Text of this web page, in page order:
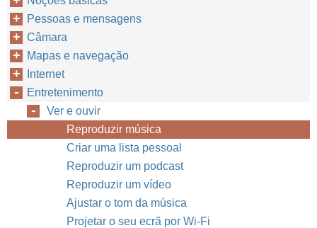
Pessoas e mensagens
Câmara
Mapas e navegação
Internet
Entretenimento
Ver e ouvir
Reproduzir música
Criar uma lista pessoal
Reproduzir um podcast
Reproduzir um vídeo
Ajustar o tom da música
Projetar o seu ecrã por Wi-Fi